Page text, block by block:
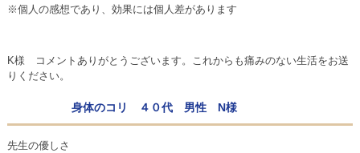
※個人の感想であり、効果には個人差があります
K様 コメントありがとうございます。これからも痛みのない生活をお送
りください。
身体のコリ ４０代 男性 N様
先生の優しさ